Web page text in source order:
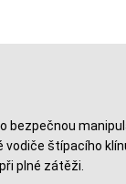
bezpečnou
vodiče štípacího
plné zátěži.